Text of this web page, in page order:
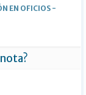
EN OFICIOS-